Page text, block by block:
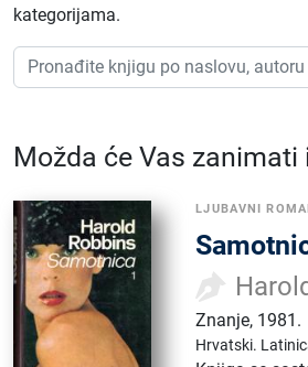
kategorijama.
Možda će Vas zanimati
LJUBAVNI
Znanje, 1981.
Hrvatski.